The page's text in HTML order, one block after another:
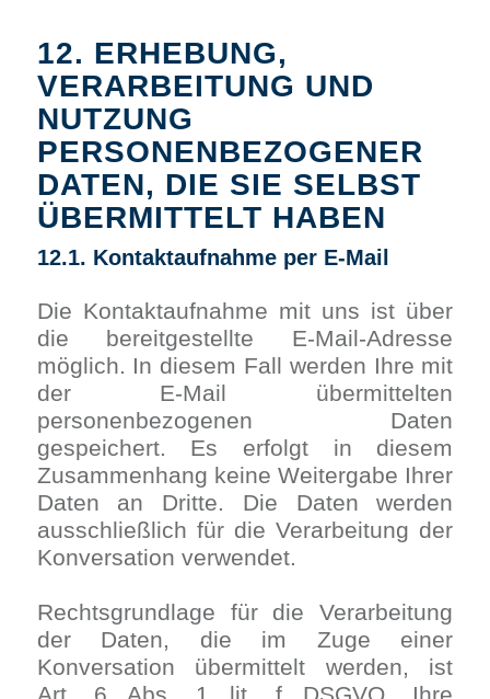
12. ERHEBUNG,
VERARBEITUNG UND
NUTZUNG
PERSONENBEZOGENER
DATEN, DIE SIE SELBST
ÜBERMITTELT HABEN
12.1. Kontaktaufnahme per E-Mail
Die Kontaktaufnahme mit uns ist über
die bereitgestellte E-Mail-Adresse
möglich. In diesem Fall werden Ihre mit
der E-Mail übermittelten
personenbezogenen Daten
gespeichert. Es erfolgt in diesem
Zusammenhang keine Weitergabe Ihrer
Daten an Dritte. Die Daten werden
ausschließlich für die Verarbeitung der
Konversation verwendet.
Rechtsgrundlage für die Verarbeitung
der Daten, die im Zuge einer
Konversation übermittelt werden, ist
Art. 6 Abs. 1 lit. f DSGVO. Ihre